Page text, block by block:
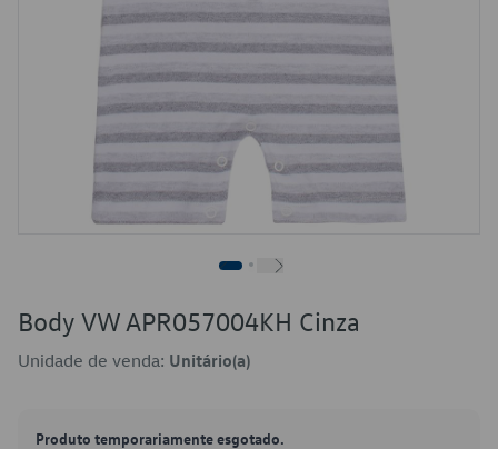
Body VW APR057004KH Cinza
Unidade de venda: Unitário(a)
Produto temporariamente esgotado.